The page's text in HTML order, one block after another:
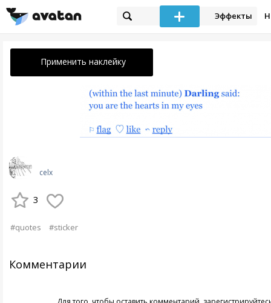
Эффекты
Применить наклейку
celx
3
#quotes #sticker
Комментарии